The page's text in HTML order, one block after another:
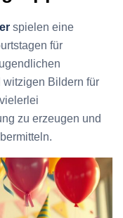
spielen eine
für
witzigen Bildern für
zu erzeugen und